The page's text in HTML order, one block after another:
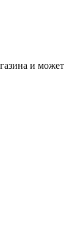
и может